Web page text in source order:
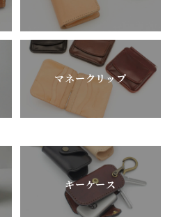
マネークリップ
キーケース